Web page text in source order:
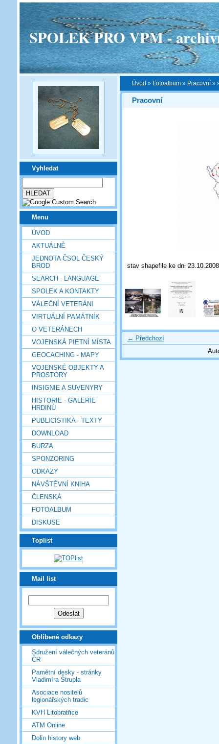
SPOLEK PRO VPM -
Vyhledat
Menu
ÚVOD
AKTUÁLNĚ
JEDNOTA ČSOL ČESKÝ
BROD
SEARCH - LANGUAGE
SPOLEK A KONTAKTY
VÁLEČNÍ VETERÁNI
VIRTUÁLNÍ PAMÁTNÍK
O VETERÁNECH
VOJENSKÁ PIETNÍ MÍSTA
GEOCACHING - MAPY
VOJENSKÉ OBJEKTY A
PROSTORY
INSIGNIE A SUVENYRY
HISTORIE - GALERIE
HRDINŮ
PUBLICISTIKA - TEXTY
DOWNLOAD
BURZA
SPONZORING
ODKAZY
NÁVŠTĚVNÍ KNIHA
ČLENSKÁ
FOTOALBUM
DISKUSE
Toplist
Mail list
Oblíbené odkazy
Sdružení válečných veteránů
ČR
Pamětní desky - stránky
Vladimíra Štrupla
Asociace nositelů
legionářských tradic
KVH Litobratřice
ATM Online
Dolin history web
Úvod » Fotoalbum » Pracovní »
Pracovní
stav shapefile ke dni 23.10.2008
← Předchozí